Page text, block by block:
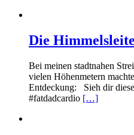
Die
Bei meinen stadtnahen
vielen Höhenmetern
Entdeckung: Sieh dir
#fatdadcardio […]